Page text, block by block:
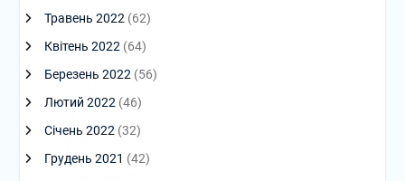
Травень 2022 (62)
Квітень 2022 (64)
Березень 2022 (56)
Лютий 2022 (46)
Січень 2022 (32)
Грудень 2021 (42)